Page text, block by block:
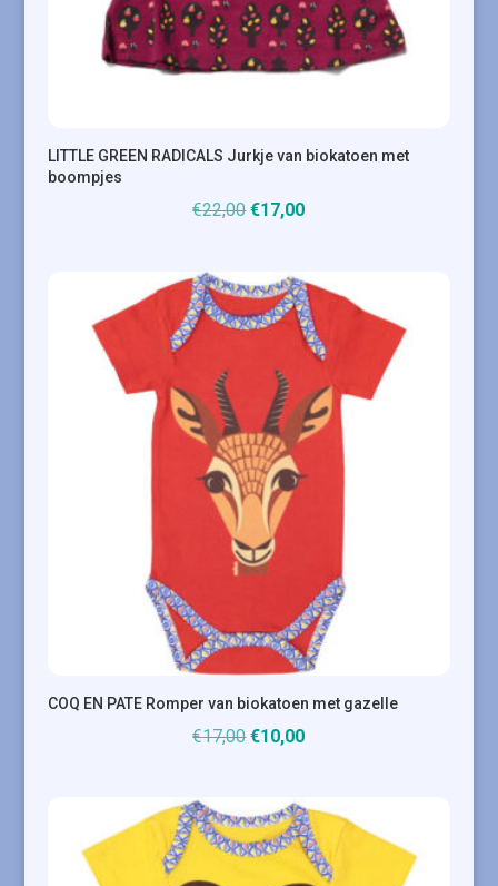
LITTLE GREEN RADICALS Jurkje van biokatoen met
boompjes
€22,00Oorspronkelijke
€22,00.
€17,00Huidige
€17,00.
COQ EN PATE Romper van biokatoen met gazelle
€17,00Oorspronkelijke
€17,00.
€10,00Huidige
€10,00.